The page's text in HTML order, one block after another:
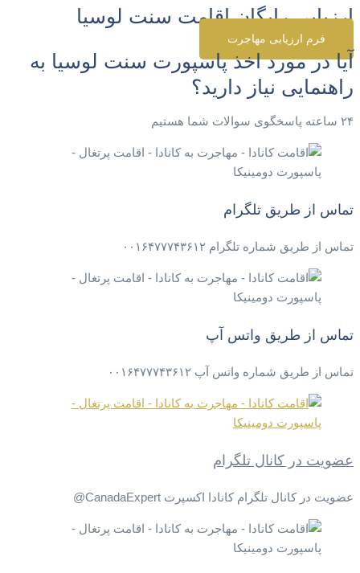
ارزیابی رایگان اقامت سنت لوسیا
فرم ارزیابی مهاجرت
آیا در مورد اخذ پاسپورت سنت لوسیا به
راهنمایی نیاز دارید؟
۲۴ ساعته پاسخگوی سوالات شما هستیم
تماس از طریق تلگرام
تماس از طریق شماره تلگرام ۰۰۱۶۴۷۷۷۴۳۶۱۲
تماس از طریق واتس آپ
تماس از طریق شماره واتس آپ ۰۰۱۶۴۷۷۷۴۳۶۱۲
عضویت در کانال تلگرام
عضویت در کانال تلگرام کانادا اکسپرت CanadaExpert@